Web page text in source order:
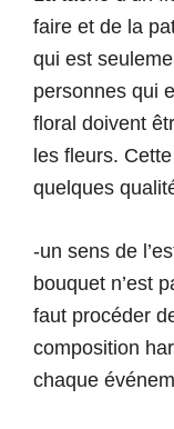
faire et de la
qui est
personnes qui
floral doivent
les fleurs.
quelques
-un sens de
bouquet n’est
faut procéder
composition
chaque